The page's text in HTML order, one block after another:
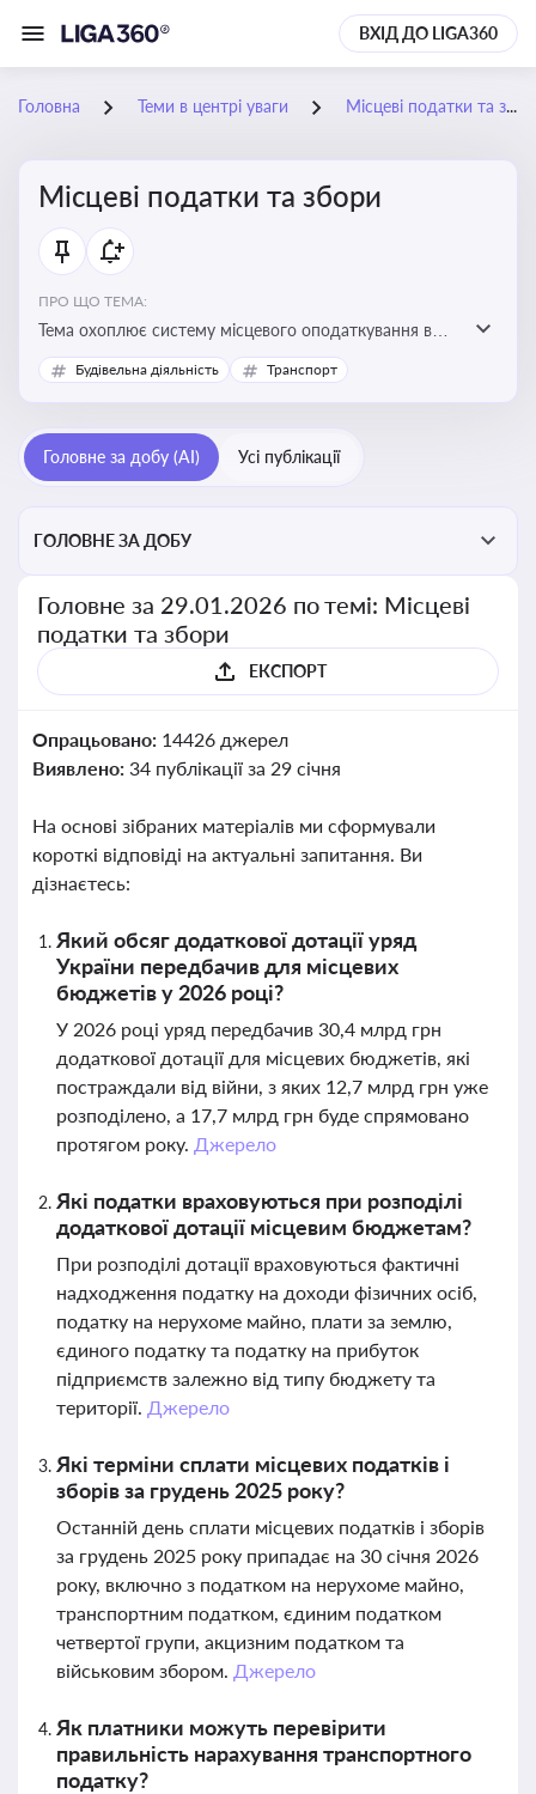
ВХІД ДО LIGA360
Головна Теми в центрі уваги Місцеві податки та збори
Місцеві податки та збори
ПРО ЩО ТЕМА:
Тема охоплює систему місцевого оподаткування в
Україні, включаючи туристичний збір, плату за
земельні ділянки, за паркування транспорту
Будівельна діяльність Транспорт
Головне за добу (AI) Усі публікації
ГОЛОВНЕ ЗА ДОБУ
Головне за 29.01.2026 по темі: Місцеві
податки та збори
ЕКСПОРТ
Опрацьовано: 14426 джерел
Виявлено: 34 публікації за 29 січня
На основі зібраних матеріалів ми сформували
короткі відповіді на актуальні запитання. Ви
дізнаєтесь:
Який обсяг додаткової дотації уряд
України передбачив для місцевих
бюджетів у 2026 році?
У 2026 році уряд передбачив 30,4 млрд грн
додаткової дотації для місцевих бюджетів, які
постраждали від війни, з яких 12,7 млрд грн уже
розподілено, а 17,7 млрд грн буде спрямовано
протягом року. Джерело
Які податки враховуються при розподілі
додаткової дотації місцевим бюджетам?
При розподілі дотації враховуються фактичні
надходження податку на доходи фізичних осіб,
податку на нерухоме майно, плати за землю,
єдиного податку та податку на прибуток
підприємств залежно від типу бюджету та
території. Джерело
Які терміни сплати місцевих податків і
зборів за грудень 2025 року?
Останній день сплати місцевих податків і зборів
за грудень 2025 року припадає на 30 січня 2026
року, включно з податком на нерухоме майно,
транспортним податком, єдиним податком
четвертої групи, акцизним податком та
військовим збором. Джерело
Як платники можуть перевірити
правильність нарахування транспортного
податку?